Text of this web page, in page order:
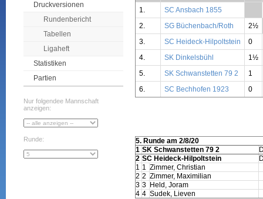
Druckversionen
Rundenbericht
Tabellen
Ligaheft
Statistiken
Partien
Nur folgendee Mannschaft
anzeigen:
Runde:
1.
SC Ansbach 1855
2.
SG Büchenbach/Roth
2½
3.
SC Heideck-Hilpoltstein
0
4.
SK Dinkelsbühl
1½
5.
SK Schwanstetten 79 2
1
6.
SC Bechhofen 1923 0
5. Runde am 2/8/20
1 SK Schwanstetten 79 2
2 SC Heideck-Hilpoltstein
1 1
Zimmer, Christian
2 2 Zimmer, Maximilian
3 3 Held, Joram
4 4 Sudek, Lieven